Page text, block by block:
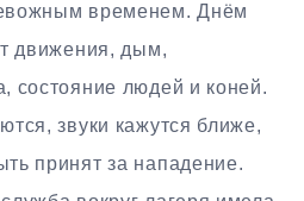
временем. Днём
движения, дым,
состояние людей и коней.
звуки кажутся ближе,
принят за нападение.